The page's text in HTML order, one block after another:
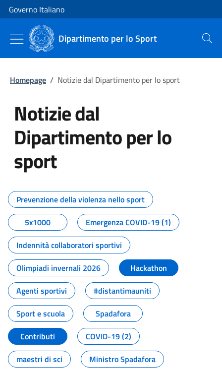
Vai al contenuto
Vai alla navigazione del sito
Governo Italiano
Dipartimento per lo Sport Cerca
Homepage / Notizie dal Dipartimento per lo sport
Notizie dal
Dipartimento per lo
sport
Tutti i contenuti della pagina
Prevenzione della violenza nello sport
5x1000
Emergenza COVID-19 (1)
Indennità collaboratori sportivi
Olimpiadi invernali 2026
Hackathon
Agenti sportivi
#distantimauniti
Sport e scuola
Spadafora
Contributi
COVID-19 (2)
maestri di sci
Ministro Spadafora